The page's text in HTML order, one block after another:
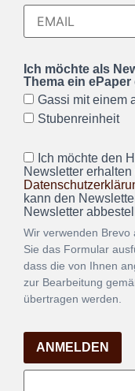
Ich möchte als
Thema ein
Gassi mit einem
Stubenreinheit
Ich möchte den
Newsletter
kann den
Newsletter
Wir verwenden Brevo
Sie das Formular
dass die von Ihnen
zur Bearbeitung
übertragen werden.
ANMELDEN